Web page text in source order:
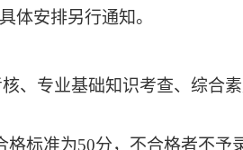
体安排另行通知。
、专业基础知识考查、综合
格标准为50分，不合格者不予